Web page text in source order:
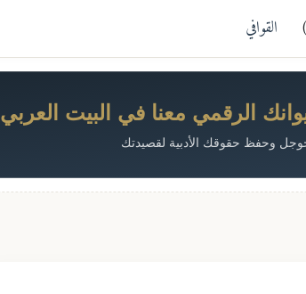
القوافي
الرقمي معنا في البيت العربي
وحفظ حقوقك الأدبية لقصيدتك